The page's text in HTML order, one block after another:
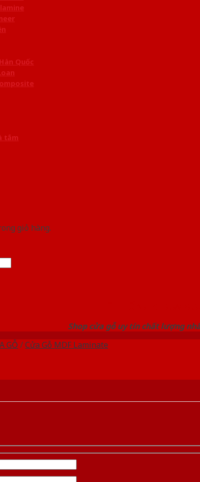
Quốc
tắm
giỏ hàng.
Shop cửa gỗ uy tín chất lượng
GỖ /Cửa Gỗ MDF Laminate